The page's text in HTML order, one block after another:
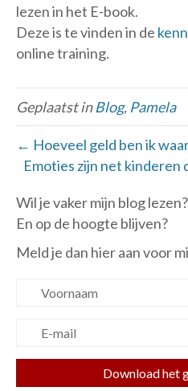
lezen in het E-book.
Deze is te vinden in de
online training.
Geplaatst inBlog, Pamela
← Hoeveel geld ben ik
Emoties zijn net kinderen
Wil je vaker mijn blog lezen?
En op de hoogte blijven?
Meld je dan hier aan voor
Download het